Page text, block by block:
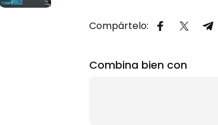
Compártelo: Compartir
Combina bien con